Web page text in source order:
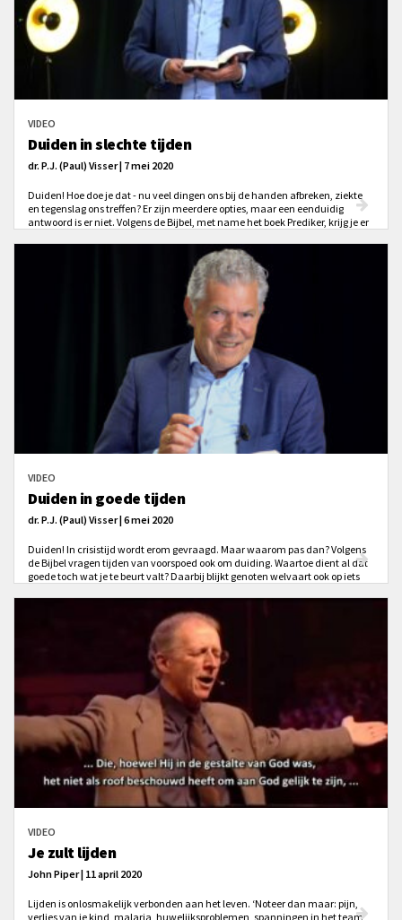
VIDEO
Duiden in slechte tijden
dr. P.J. (Paul) Visser | 7 mei 2020
Duiden! Hoe doe je dat - nu veel dingen ons bij de handen afbreken, ziekte
en tegenslag ons treffen? Er zijn meerdere opties, maar een eenduidig
antwoord is er niet. Volgens de Bijbel, met name het boek Prediker, krijg je er
VIDEO
Duiden in goede tijden
dr. P.J. (Paul) Visser | 6 mei 2020
Duiden! In crisistijd wordt erom gevraagd. Maar waarom pas dan? Volgens
de Bijbel vragen tijden van voorspoed ook om duiding. Waartoe dient al dat
goede toch wat je te beurt valt? Daarbij blijkt genoten welvaart ook op iets
VIDEO
Je zult lijden
John Piper | 11 april 2020
Lijden is onlosmakelijk verbonden aan het leven. ‘Noteer dan maar: pijn,
verlies van je kind, malaria, huwelijksproblemen, spanningen in het team,